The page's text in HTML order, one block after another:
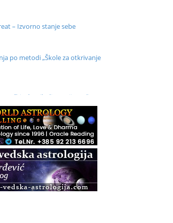
– Izvorno stanje sebe
po metodi „Škole za otkrivanje
iz drugih dimenzija Online –
tečaj, Zagreb i Online
za izscjeljivanje pranom (Basic